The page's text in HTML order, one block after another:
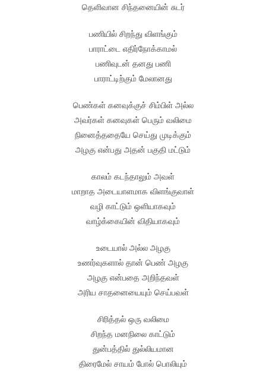
தெளிவான சிந்தனையின் சுடர்
பணியில் சிறந்து விளங்கும்
பாராட்டை எதிர்நோக்காமல்
பணிவுடன் தனது பணி
பாராட்டிற்கும் மேலானது
பெண்கள் கனவுக்குச் சிம்பிள் அல்ல
அவர்கள் கனவுகள் பெரும் வலிமை
நினைத்ததையே செய்து முடிக்கும்
அழகு என்பது அதன் பகுதி மட்டும்
காலம் கடந்தாலும் அவள்
மாறாத அடையாளமாக விளங்குவாள்
வழி காட்டும் ஒளியாகவும்
வாழ்க்கையின் விதியாகவும்
உடையால் அல்ல அழகு
உணர்வுகளால் தான் பெண் அழகு
அழகு என்பதை அறிந்தவள்
அரிய சாதனையையும் செய்பவள்
சிரித்தல் ஒரு வலிமை
சிறந்த மனநிலை காட்டும்
துன்பத்தில் துல்லியமான
திரைமேல் சாயம் போல் பொலியும்